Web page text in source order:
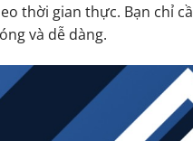
thời gian thực. Bạn chỉ
và dễ dàng.